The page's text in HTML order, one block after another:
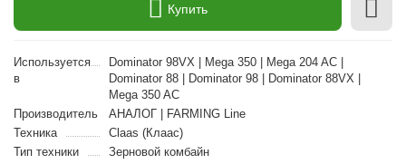
Купить
Используется
в
Dominator 98VX | Mega 350 | Mega 204 AC |
Dominator 88 | Dominator 98 | Dominator 88VX |
Mega 350 AC
Производитель
АНАЛОГ | FARMING Line
Техника
Claas (Клаас)
Тип техники
Зерновой комбайн